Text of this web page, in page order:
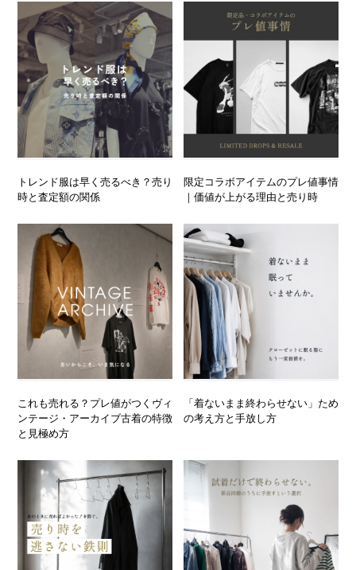
トレンド服は早く売るべき？売り
時と査定額の関係
限定コラボアイテムのプレ値事情
｜価値が上がる理由と売り時
これも売れる？プレ値がつくヴィ
ンテージ・アーカイブ古着の特徴
と見極め方
「着ないまま終わらせない」ため
の考え方と手放し方